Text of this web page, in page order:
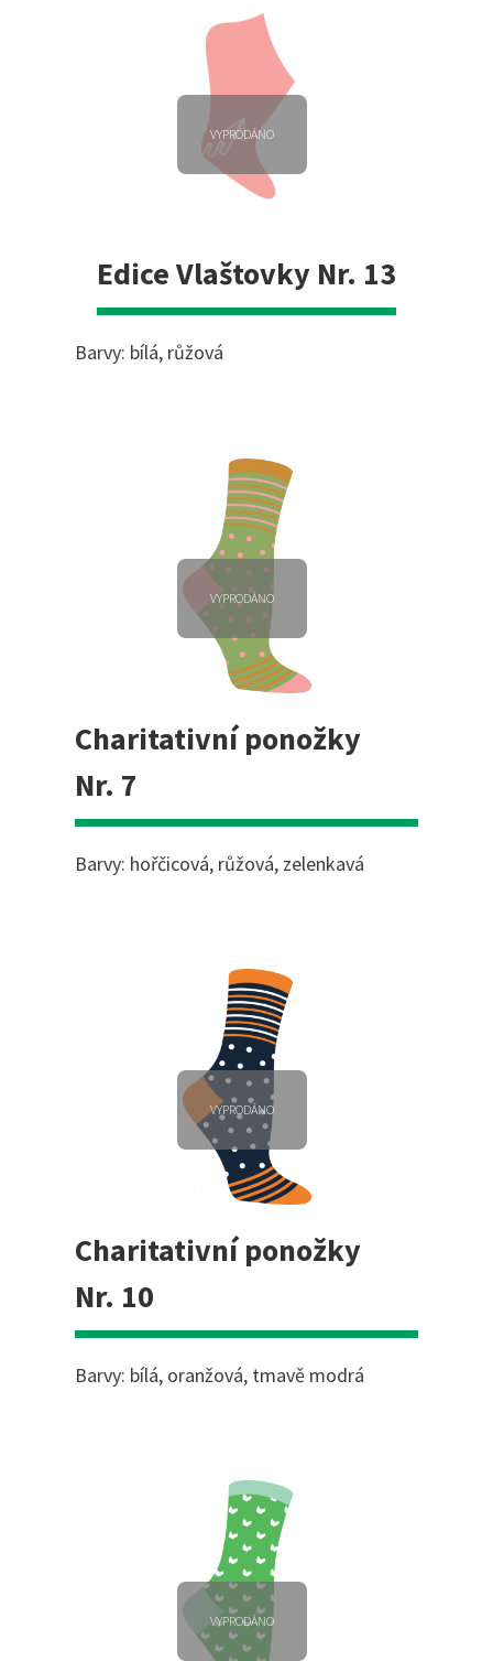
VYPRODÁNO
Edice Vlaštovky Nr. 13
Barvy: bílá, růžová
VYPRODÁNO
Charitativní ponožky
Nr. 7
Barvy: hořčicová, růžová, zelenkavá
VYPRODÁNO
Charitativní ponožky
Nr. 10
Barvy: bílá, oranžová, tmavě modrá
VYPRODÁNO